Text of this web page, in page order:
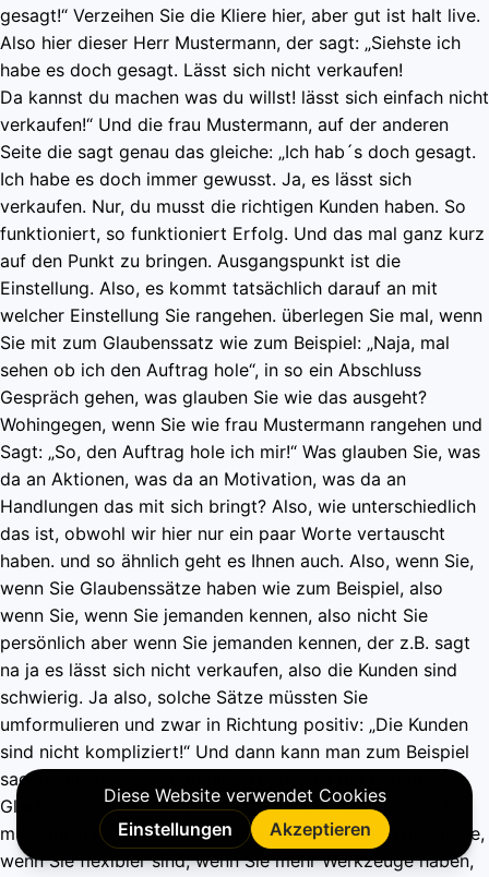
gesagt!“ Verzeihen Sie die Kliere hier, aber gut ist halt live.
Also hier dieser Herr Mustermann, der sagt: „Siehste ich
habe es doch gesagt. Lässt sich nicht verkaufen!
Da kannst du machen was du willst! lässt sich einfach nicht
verkaufen!“ Und die frau Mustermann, auf der anderen
Seite die sagt genau das gleiche: „Ich hab´s doch gesagt.
Ich habe es doch immer gewusst. Ja, es lässt sich
verkaufen. Nur, du musst die richtigen Kunden haben. So
funktioniert, so funktioniert Erfolg. Und das mal ganz kurz
auf den Punkt zu bringen. Ausgangspunkt ist die
Einstellung. Also, es kommt tatsächlich darauf an mit
welcher Einstellung Sie rangehen. überlegen Sie mal, wenn
Sie mit zum Glaubenssatz wie zum Beispiel: „Naja, mal
sehen ob ich den Auftrag hole“, in so ein Abschluss
Gespräch gehen, was glauben Sie wie das ausgeht?
Wohingegen, wenn Sie wie frau Mustermann rangehen und
Sagt: „So, den Auftrag hole ich mir!“ Was glauben Sie, was
da an Aktionen, was da an Motivation, was da an
Handlungen das mit sich bringt? Also, wie unterschiedlich
das ist, obwohl wir hier nur ein paar Worte vertauscht
haben. und so ähnlich geht es Ihnen auch. Also, wenn Sie,
wenn Sie Glaubenssätze haben wie zum Beispiel, also
wenn Sie, wenn Sie jemanden kennen, also nicht Sie
persönlich aber wenn Sie jemanden kennen, der z.B. sagt
na ja es lässt sich nicht verkaufen, also die Kunden sind
schwierig. Ja also, solche Sätze müssten Sie
umformulieren und zwar in Richtung positiv: „Die Kunden
sind nicht kompliziert!“ Und dann kann man zum Beispiel
sagen: „Kunden sind kompliziert“, das ist der negative
Glaubenssatz und der positive Glaubenssatz wäre: „Ich
muss mich besser auf die Kunden vorbereiten.“ Wissen Sie,
wenn Sie flexibler sind, wenn Sie mehr Werkzeuge haben,